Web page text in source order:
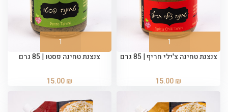
צנצנת טחינה צ'ילי חריף | 85 גרם
15.00₪
צנצנת טחינה פסטו | 85 גרם
15.00₪